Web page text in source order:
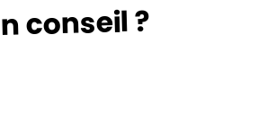
conseil ?